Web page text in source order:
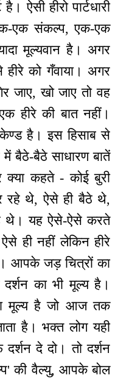
ऐसी हीरो पार्टधारी
एक संकल्प, एक-एक
मूल्यवान है। अगर
को गँवाया। अगर
जाए, खो जाए तो वह
हीरे की बात नहीं।
है। इस हिसाब से
बैठे-बैठे साधारण बातें
क्या कहते - कोई बुरी
रहे थे, ऐसे ही बैठे थे,
थे। यह ऐसे-ऐसे करते
ही नहीं लेकिन हीरे
आपके जड़ चित्रों का
का भी मूल्य है।
मूल्य है जो आज तक
है। भक्त लोग यही
दे दो। तो दर्शन
की वैल्यु, आपके बोल